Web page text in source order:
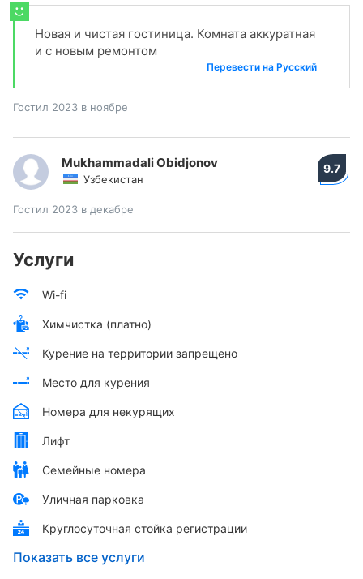
Новая и чистая гостиница. Комната аккуратная
и с новым ремонтом
Перевести на Русский
Гостил 2023 в ноябре
Mukhammadali Obidjonov
Узбекистан
9.7
Гостил 2023 в декабре
Услуги
Wi-fi
Химчистка (платно)
Курение на территории запрещено
Место для курения
Номера для некурящих
Лифт
Семейные номера
Уличная парковка
Круглосуточная стойка регистрации
Показать все услуги